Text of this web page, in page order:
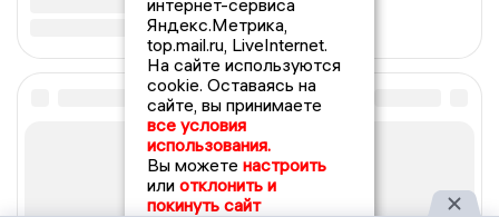
интернет-сервиса
Яндекс.Метрика,
top.mail.ru, LiveInternet.
На сайте используются
cookie. Оставаясь на
сайте, вы принимаете
все условия
использования.
Вы можете настроить
или отклонить и
покинуть сайт